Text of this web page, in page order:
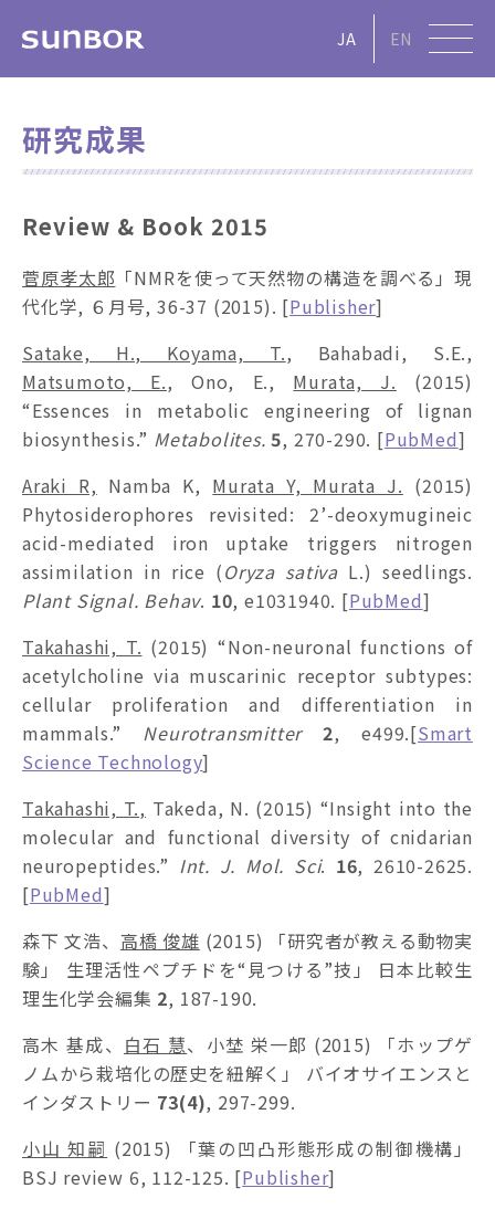
JA EN
研究成果
Review & Book 2015
菅原孝太郎 「NMRを使って天然物の構造を調べる」現
代化学, ６月号, 36-37 (2015). [Publisher]
Satake, H., Koyama, T., Bahabadi, S.E.,
Matsumoto, E., Ono, E., Murata, J. (2015)
“Essences in metabolic engineering of lignan
biosynthesis.” Metabolites.5, 270-290. [PubMed]
Araki R, Namba K, Murata Y, Murata J. (2015)
Phytosiderophores revisited: 2’-deoxymugineic
acid-mediated iron uptake triggers nitrogen
assimilation in rice (Oryza sativa L.) seedlings.
Plant Signal. Behav. 10, e1031940. [PubMed]
Takahashi, T. (2015) “Non-neuronal functions of
acetylcholine via muscarinic receptor subtypes:
cellular proliferation and differentiation in
mammals.” Neurotransmitter 2, e499.[Smart
Science Technology]
Takahashi, T., Takeda, N. (2015) “Insight into the
molecular and functional diversity of cnidarian
neuropeptides.” Int. J. Mol. Sci. 16, 2610-2625.
[PubMed]
森下 文浩、 高橋 俊雄 (2015) 「研究者が教える動物実
験」 生理活性ペプチドを“見つける”技」 日本比較生
理生化学会編集 2, 187-190.
高木 基成、 白石 慧、小埜 栄一郎 (2015) 「ホップゲ
ノムから栽培化の歴史を紐解く」 バイオサイエンスと
インダストリー 73(4), 297-299.
小山 知嗣 (2015) 「葉の凹凸形態形成の制御機構」
BSJ review 6, 112-125. [Publisher]